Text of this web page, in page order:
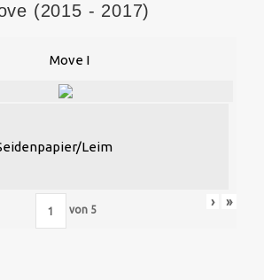
(2015 - 2017)
Move I
Leim
von 5
› »